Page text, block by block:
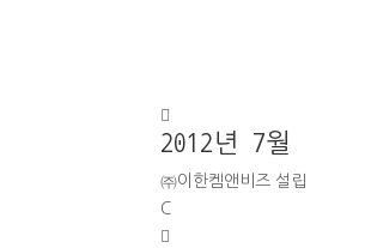

2012년 7월
㈜이한켐앤비즈 설립
C
